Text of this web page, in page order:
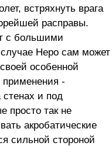
встряхнуть врага
расправы.
с большими
Неро сам может
особенной
применения -
и под
просто так не
акробатические
сильной стороной